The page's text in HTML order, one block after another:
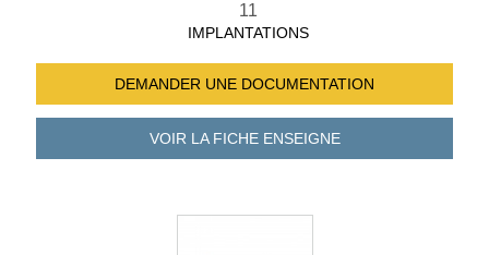
11
IMPLANTATIONS
DEMANDER UNE DOCUMENTATION
VOIR LA FICHEENSEIGNE